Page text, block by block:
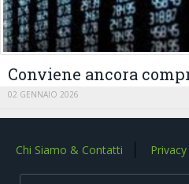
Conviene ancora
02 GENNAIO 2026
Chi Siamo & Contatti